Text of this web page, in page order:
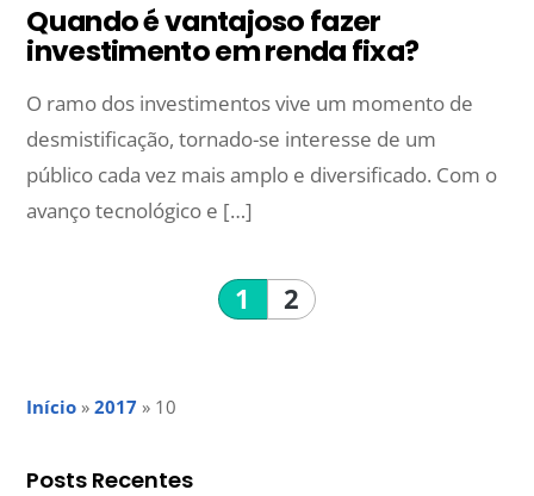
Quando é vantajoso fazer
investimento em renda fixa?
O ramo dos investimentos vive um momento de
desmistificação, tornado-se interesse de um
público cada vez mais amplo e diversificado. Com o
avanço tecnológico e […]
1 2
Início » 2017 » 10
Posts Recentes